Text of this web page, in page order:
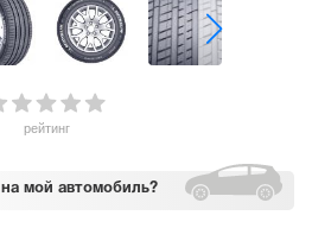
рейтинг
на мой автомобиль?